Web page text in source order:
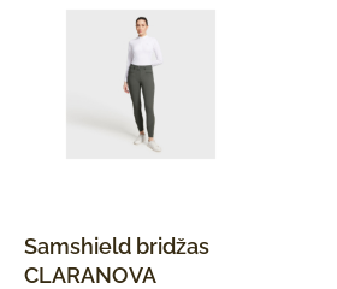
Samshield bridžas
CLARANOVA